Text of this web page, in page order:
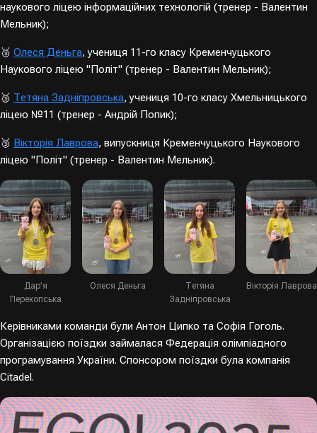
наукового ліцею інформаційних технологій (тренер - Валентин
Мельник);
🥉 Олеся Деньга, учениця 11-го класу Кременчуцького
Наукового ліцею "Політ" (тренер - Валентин Мельник);
🥉 Тетяна Задніпровська, учениця 10-го класу Хмельницького
ліцею №11 (тренер - Андрій Попик);
🥉 Вікторія Лаврова, випускниця Кременчуцького Наукового
ліцею "Політ" (тренер - Валентин Мельник).
Дар'я
Перекопська
Олеся Деньга
Тетяна
Задніпровська
Вікторія Лаврова
Керівниками команди були Антон Ципко та Софія Гоголь.
Організацією поїздки займалася Федерація олімпіадного
програмування України. Спонсором поїздки була компанія
Citadel.